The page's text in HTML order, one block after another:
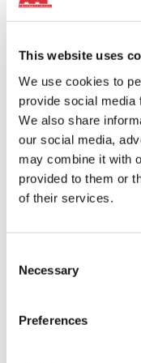
This website uses
We use cookies to
provide social media
We also share
our social media,
may combine it with
provided to them or
of their services.
Selection
Necessary
Preferences
situés dans le
confinement. Dans
sous forme de gaz ou
zones contaminables
du système de